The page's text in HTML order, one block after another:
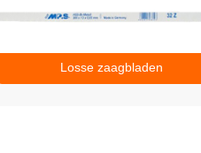
Losse zaagbladen